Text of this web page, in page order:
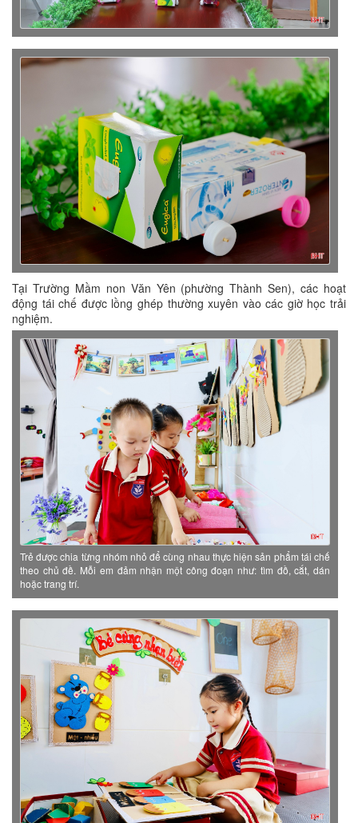
Tại Trường Mầm non Văn Yên (phường Thành Sen), các hoạt
động tái chế được lồng ghép thường xuyên vào các giờ học trải
nghiệm.
Trẻ được chia từng nhóm nhỏ để cùng nhau thực hiện sản phẩm tái chế
theo chủ đề. Mỗi em đảm nhận một công đoạn như: tìm đồ, cắt, dán
hoặc trang trí.